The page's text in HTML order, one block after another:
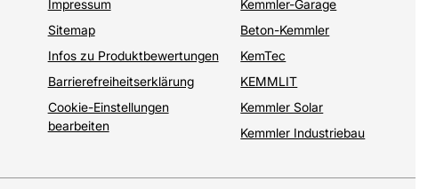
Impressum
Sitemap
Infos zu Produktbewertungen
Barrierefreiheitserklärung
Cookie-Einstellungen
bearbeiten
Kemmler-Garage
Beton-Kemmler
KemTec
KEMMLIT
Kemmler Solar
Kemmler Industriebau